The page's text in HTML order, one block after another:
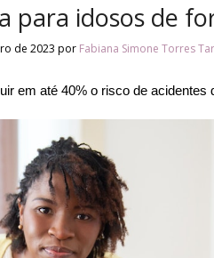
para idosos de
de 2023por Fabiana Simone Torres
em até 40% o risco de acidentes